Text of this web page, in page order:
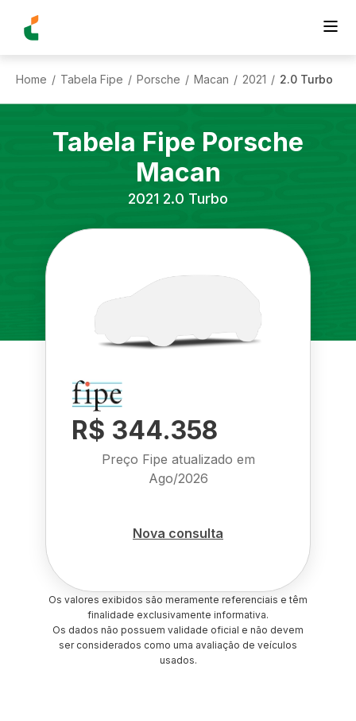
Home / Tabela Fipe / Porsche / Macan / 2021 / 2.0 Turbo
Tabela Fipe Porsche
Macan
2021 2.0 Turbo
R$ 344.358
Preço Fipe atualizado em
Ago/2026
Nova consulta
Os valores exibidos são meramente referenciais e têm
finalidade exclusivamente informativa.
Os dados não possuem validade oficial e não devem
ser considerados como uma avaliação de veículos
usados.